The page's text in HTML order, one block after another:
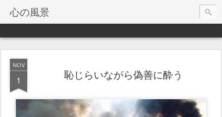
心の風景
NOV
1 恥じらいながら偽善に酔う